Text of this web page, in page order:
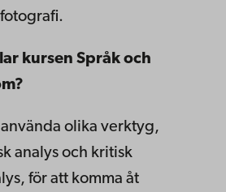
kursen Språk och
använda olika verktyg,
analys och kritisk
för att komma åt